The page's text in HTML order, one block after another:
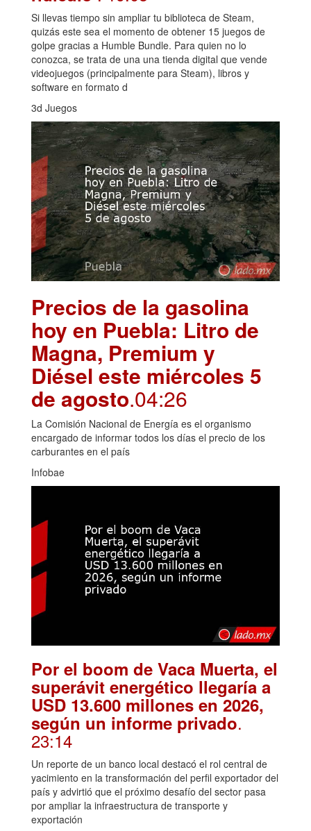
Si llevas tiempo sin ampliar tu biblioteca de Steam,
quizás este sea el momento de obtener 15 juegos de
golpe gracias a Humble Bundle. Para quien no lo
conozca, se trata de una una tienda digital que vende
videojuegos (principalmente para Steam), libros y
software en formato d
3d Juegos
Precios de la gasolina
hoy en Puebla: Litro de
Magna, Premium y
Diésel este miércoles 5
de agosto.04:26
La Comisión Nacional de Energía es el organismo
encargado de informar todos los días el precio de los
carburantes en el país
Infobae
Por el boom de Vaca Muerta, el
superávit energético llegaría a
USD 13.600 millones en 2026,
según un informe privado.
23:14
Un reporte de un banco local destacó el rol central de
yacimiento en la transformación del perfil exportador del
país y advirtió que el próximo desafío del sector pasa
por ampliar la infraestructura de transporte y
exportación